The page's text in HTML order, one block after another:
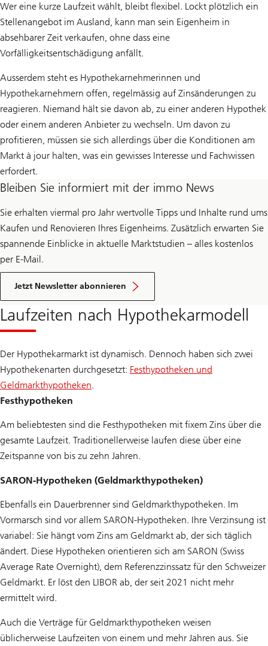
Wer eine kurze Laufzeit wählt, bleibt flexibel. Lockt plötzlich ein
Stellenangebot im Ausland, kann man sein Eigenheim in
absehbarer Zeit verkaufen, ohne dass eine
Vorfälligkeitsentschädigung anfällt.
Ausserdem steht es Hypothekarnehmerinnen und
Hypothekarnehmern offen, regelmässig auf Zinsänderungen zu
reagieren. Niemand hält sie davon ab, zu einer anderen Hypothek
oder einem anderen Anbieter zu wechseln. Um davon zu
profitieren, müssen sie sich allerdings über die Konditionen am
Markt à jour halten, was ein gewisses Interesse und Fachwissen
erfordert.
Bleiben Sie informiert mit der immo News
Sie erhalten viermal pro Jahr wertvolle Tipps und Inhalte rund ums
Kaufen und Renovieren Ihres Eigenheims. Zusätzlich erwarten Sie
spannende Einblicke in aktuelle Marktstudien – alles kostenlos
per E-Mail.
Jetzt Newsletter abonnieren
der
immo
Laufzeiten nach Hypothekarmodell
Der Hypothekarmarkt ist dynamisch. Dennoch haben sich zwei
Hypothekenarten durchgesetzt: Festhypotheken und
Geldmarkthypotheken.
Festhypotheken
Am beliebtesten sind die Festhypotheken mit fixem Zins über die
gesamte Laufzeit. Traditionellerweise laufen diese über eine
Zeitspanne von bis zu zehn Jahren.
SARON-Hypotheken (Geldmarkthypotheken)
Ebenfalls ein Dauerbrenner sind Geldmarkthypotheken. Im
Vormarsch sind vor allem SARON-Hypotheken. Ihre Verzinsung ist
variabel: Sie hängt vom Zins am Geldmarkt ab, der sich täglich
ändert. Diese Hypotheken orientieren sich am SARON (Swiss
Average Rate Overnight), dem Referenzzinssatz für den Schweizer
Geldmarkt. Er löst den LIBOR ab, der seit 2021 nicht mehr
ermittelt wird.
Auch die Verträge für Geldmarkthypotheken weisen
üblicherweise Laufzeiten von einem und mehr Jahren aus. Sie